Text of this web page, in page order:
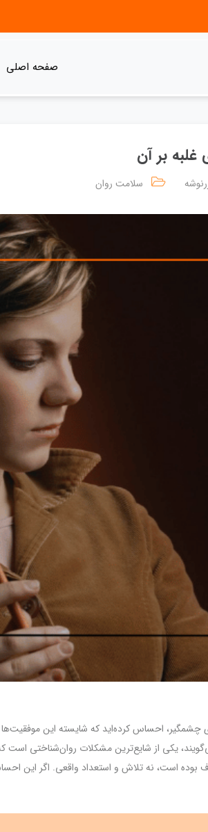
صفحه اصلی
بر آن
سلامت روان
چشمگیر، احساس کرده‌اید که شایسته این
یکی از شایع‌ترین مشکلات روان‌شناختی
بوده است، نه تلاش و استعداد واقعی. اگر این